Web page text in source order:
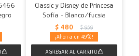
Classic y Disney de Princesa
Sofía - Blanco/fucsia
$ 480 $ 959
49